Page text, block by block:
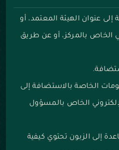
إلى عنوان الهيئة المعتمد، أو
الخاص بالمركز، أو عن طريق
الخاصة بالاستضافة إلى
الخاص بالمسؤول
إلى الزبون تحتوي كيفية